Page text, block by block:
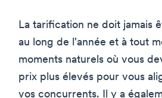
La tarification ne doit jamais
au long de l'année et à tout
moments naturels où vous
prix plus élevés pour vous
vos concurrents. Il y a